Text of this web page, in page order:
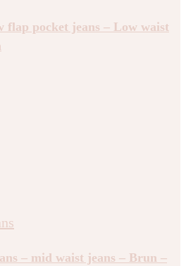
pocket jeans – Low waist
– mid waist jeans – Brun –